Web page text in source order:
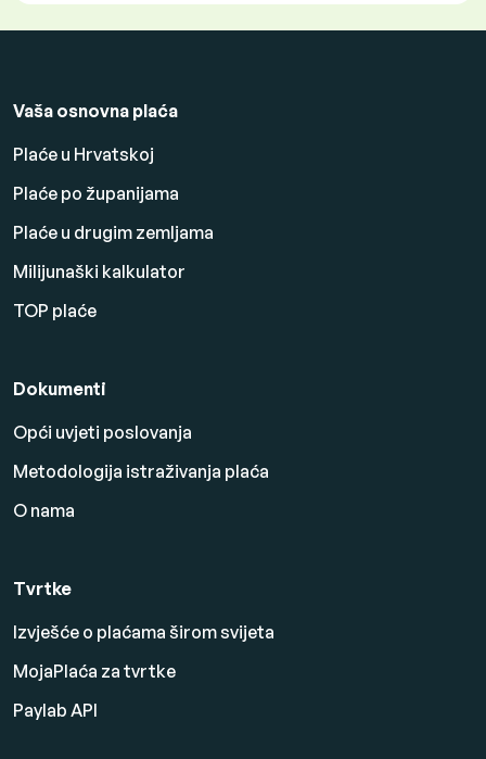
Vaša osnovna plaća
Plaće u Hrvatskoj
Plaće po županijama
Plaće u drugim zemljama
Milijunaški kalkulator
TOP plaće
Dokumenti
Opći uvjeti poslovanja
Metodologija istraživanja plaća
O nama
Tvrtke
Izvješće o plaćama širom svijeta
MojaPlaća za tvrtke
Paylab API